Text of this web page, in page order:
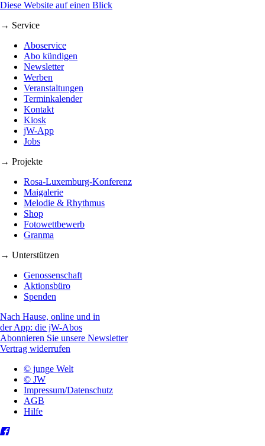
Diese Website auf einen Blick
→ Service
Aboservice
Abo kündigen
Newsletter
Werben
Veranstaltungen
Terminkalender
Kontakt
Kiosk
jW-App
Jobs
→ Projekte
Rosa-Luxemburg-Konferenz
Maigalerie
Melodie & Rhythmus
Shop
Fotowettbewerb
Granma
→ Unterstützen
Genossenschaft
Aktionsbüro
Spenden
Nach Hause, online und in
der App: die jW-Abos
Abonnieren Sie unsere Newsletter
Vertrag widerrufen
© junge Welt
© JW
Impressum/Datenschutz
AGB
Hilfe